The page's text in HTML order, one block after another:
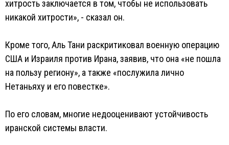
хитрость заключается в том, чтобы не использовать
никакой хитрости», - сказал он.
Кроме того, Аль Тани раскритиковал военную операцию
США и Израиля против Ирана, заявив, что она «не пошла
на пользу региону», а также «послужила лично
Нетаньяху и его повестке».
По его словам, многие недооценивают устойчивость
иранской системы власти.